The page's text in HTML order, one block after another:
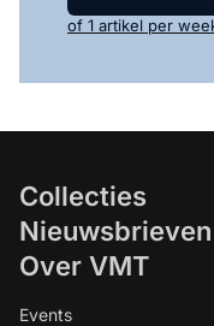
of 1 artikel per
Collecties
Nieuwsbrieven
Over VMT
Events